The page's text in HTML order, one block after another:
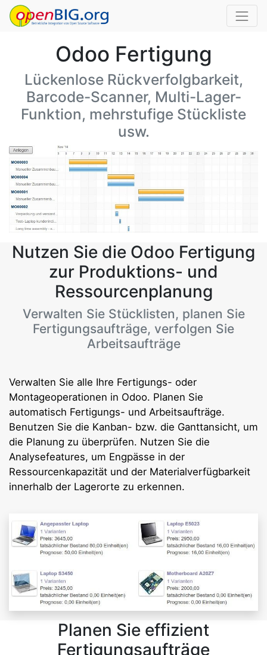
Odoo Fertigung
Lückenlose Rückverfolgbarkeit,
Barcode-Scanner, Multi-Lager-
Funktion, mehrstufige Stückliste
usw.
Nutzen Sie die Odoo Fertigung
zur Produktions- und
Ressourcenplanung
Verwalten Sie Stücklisten, planen Sie
Fertigungsaufträge, verfolgen Sie
Arbeitsaufträge
Verwalten Sie alle Ihre Fertigungs- oder
Montageoperationen in Odoo. Planen Sie
automatisch Fertigungs- und Arbeitsaufträge.
Benutzen Sie die Kanban- bzw. die Ganttansicht, um
die Planung zu überprüfen. Nutzen Sie die
Analysefeatures, um Engpässe in der
Ressourcenkapazität und der Materialverfügbarkeit
innerhalb der Lagerorte zu erkennen.
Planen Sie effizient
Fertigungsaufträge